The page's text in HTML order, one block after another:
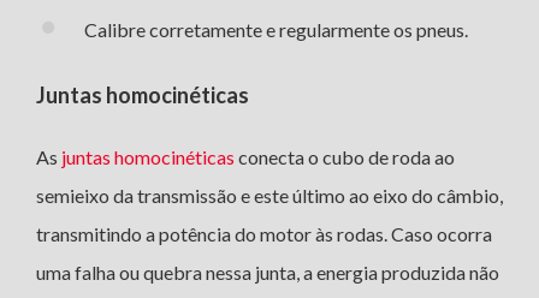
Calibre corretamente e regularmente os pneus.
Juntas homocinéticas
As juntas homocinéticas conecta o cubo de roda ao
semieixo da transmissão e este último ao eixo do câmbio,
transmitindo a potência do motor às rodas. Caso ocorra
uma falha ou quebra nessa junta, a energia produzida não